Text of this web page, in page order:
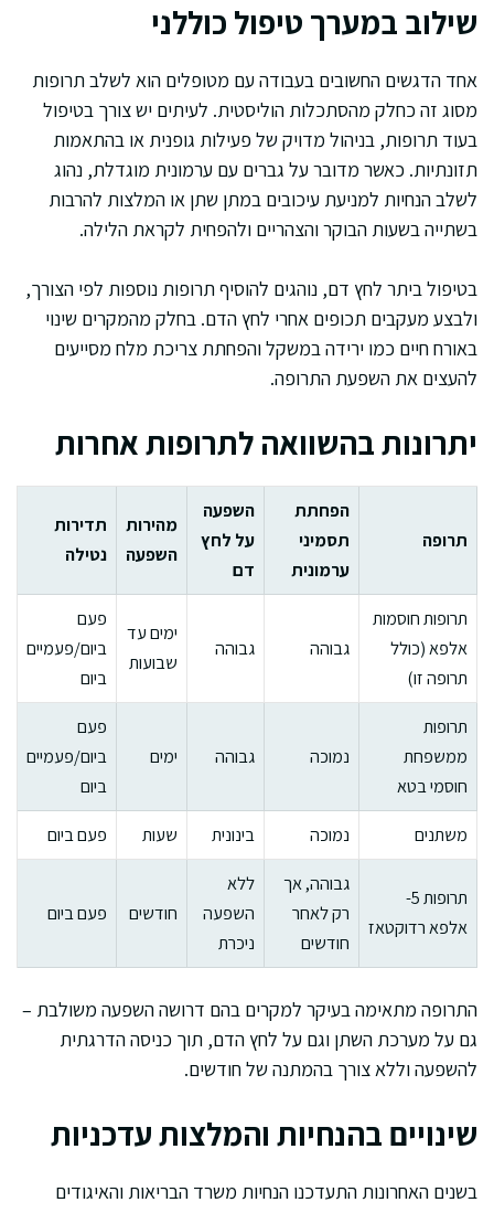
שילוב במערך טיפול כוללני
אחד הדגשים החשובים בעבודה עם מטופלים הוא לשלב תרופות
מסוג זה כחלק מהסתכלות הוליסטית. לעיתים יש צורך בטיפול
בעוד תרופות, בניהול מדויק של פעילות גופנית או בהתאמות
תזונתיות. כאשר מדובר על גברים עם ערמונית מוגדלת, נהוג
לשלב הנחיות למניעת עיכובים במתן שתן או המלצות להרבות
בשתייה בשעות הבוקר והצהריים ולהפחית לקראת הלילה.
בטיפול ביתר לחץ דם, נוהגים להוסיף תרופות נוספות לפי הצורך,
ולבצע מעקבים תכופים אחרי לחץ הדם. בחלק מהמקרים שינוי
באורח חיים כמו ירידה במשקל והפחתת צריכת מלח מסייעים
להעצים את השפעת התרופה.
יתרונות בהשוואה לתרופות אחרות
תרופה
הפחתת
תסמיני
ערמונית
השפעה
על לחץ
דם
מהירות
השפעה
תדירות
נטילה
תרופות חוסמות
אלפא (כולל
תרופה זו)
גבוהה גבוהה
ימים עד
שבועות
פעם
ביום/פעמיים
ביום
תרופות
ממשפחת
חוסמי בטא
נמוכה גבוהה ימים
פעם
ביום/פעמיים
ביום
משתנים
נמוכה בינונית שעות פעם ביום
תרופות 5-
אלפא רדוקטאז
גבוהה, אך
רק לאחר
חודשים
ללא
השפעה
ניכרת
חודשים פעם ביום
התרופה מתאימה בעיקר למקרים בהם דרושה השפעה משולבת –
גם על מערכת השתן וגם על לחץ הדם, תוך כניסה הדרגתית
להשפעה וללא צורך בהמתנה של חודשים.
שינויים בהנחיות והמלצות עדכניות
בשנים האחרונות התעדכנו הנחיות משרד הבריאות והאיגודים